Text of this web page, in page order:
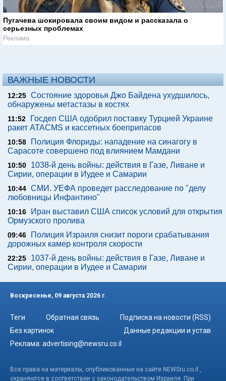
Пугачева шокировала своим видом и рассказала о
серьезных проблемах
Реклама
ВАЖНЫЕ НОВОСТИ
12:25 Состояние здоровья Джо Байдена ухудшилось,
обнаружены метастазы в костях
11:52
Госдеп США одобрил поставку Турцией Украине
ракет ATACMS и кассетных боеприпасов
10:58
Полиция Флориды: нападение на синагогу в
Сарасоте совершено под влиянием Мамдани
10:50
1038-й день войны: действия в Газе, Ливане и
Сирии, операции в Иудее и Самарии
10:44 СМИ. УЕФА проведет расследование по "делу
любовницы Инфантино"
10:16
Иран выставил США список условий для открытия
Ормузского пролива
09:46
Полиция Израиля снизит пороги срабатывания
дорожных камер контроля скорости
22:25
1037-й день войны: действия в Газе, Ливане и
Сирии, операции в Иудее и Самарии
Воскресенье, 09 августа 2026 г.
Теги Обратная связь
Подписка на новости (RSS)
Без картинок
Данные редакции и устав
Реклама: advertising@newsru.co.il
Все права на материалы, опубликованные на сайте NEWSru.co.il ,
охраняются в соответствии с законодательством Израиля. При